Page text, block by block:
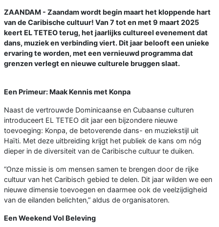
ZAANDAM - Zaandam wordt begin maart het kloppende hart
van de Caribische cultuur! Van 7 tot en met 9 maart 2025
keert EL TETEO terug, het jaarlijks cultureel evenement dat
dans, muziek en verbinding viert. Dit jaar belooft een unieke
ervaring te worden, met een vernieuwd programma dat
grenzen verlegt en nieuwe culturele bruggen slaat.
Een Primeur: Maak Kennis met Konpa
Naast de vertrouwde Dominicaanse en Cubaanse culturen
introduceert EL TETEO dit jaar een bijzondere nieuwe
toevoeging: Konpa, de betoverende dans- en muziekstijl uit
Haïti. Met deze uitbreiding krijgt het publiek de kans om nóg
dieper in de diversiteit van de Caribische cultuur te duiken.
“Onze missie is om mensen samen te brengen door de rijke
cultuur van het Caribisch gebied te delen. Dit jaar wilden we een
nieuwe dimensie toevoegen en daarmee ook de veelzijdigheid
van de eilanden belichten,” aldus de organisatoren.
Een Weekend Vol Beleving